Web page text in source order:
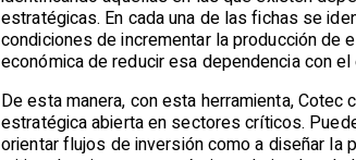
estratégicas. En cada una de las fichas se
condiciones de incrementar la producción
económica de reducir esa dependencia con el
De esta manera, con esta herramienta,
estratégica abierta en sectores críticos.
orientar flujos de inversión como a diseñar la